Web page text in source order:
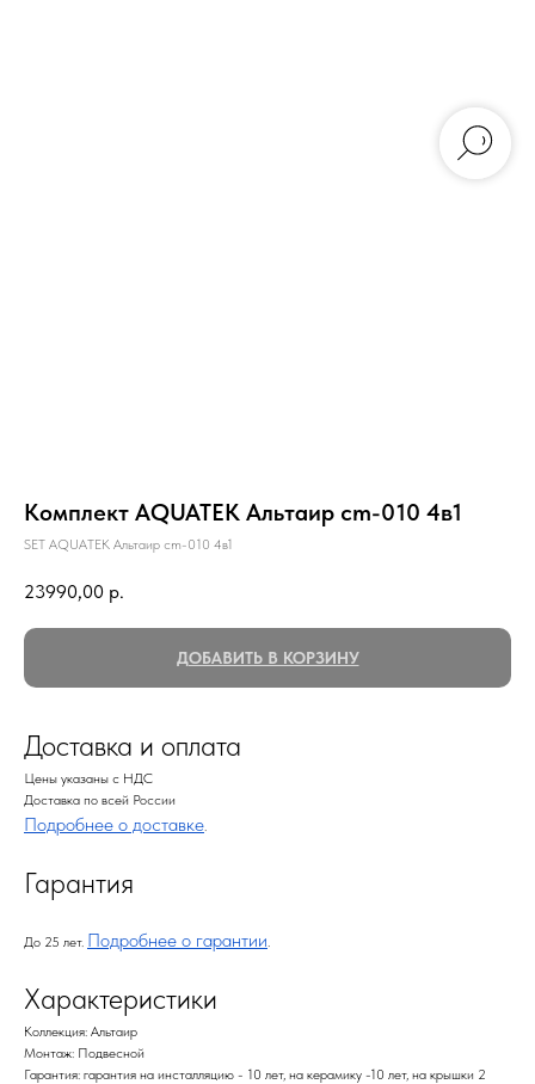
Комплект AQUATEK Альтаир cm-010 4в1
SET AQUATEK Альтаир cm-010 4в1
23990,00 р.
ДОБАВИТЬ В КОРЗИНУ
Доставка и оплата
Цены указаны с НДС
Доставка по всей России
Подробнее о доставке.
Гарантия
До 25 лет. Подробнее о гарантии.
Характеристики
Коллекция: Альтаир
Монтаж: Подвесной
Гарантия: гарантия на инсталляцию - 10 лет, на керамику -10 лет, на крышки 2